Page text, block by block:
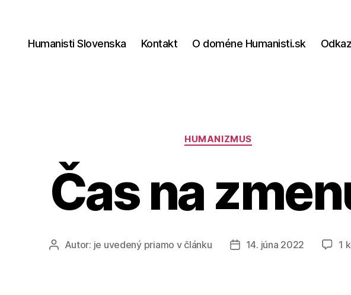
Humanisti Slovenska Kontakt O doméne Humanisti.sk
Kategórie
HUMANIZMUS
Čas na
AutorAutor: je uvedený priamo v článku
Dátum
14. júna 2022 1